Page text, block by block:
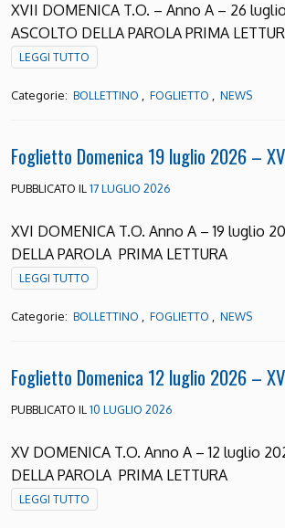
XVII DOMENICA T.O. – Anno A – 26
ASCOLTO DELLA PAROLA PRIMA
LEGGI TUTTO
Categorie: BOLLETTINO FOGLIETTO NEWS
Foglietto Domenica 19 luglio 2026 –
PUBBLICATO IL 17 LUGLIO 2026
XVI DOMENICA T.O. Anno A – 19 luglio
DELLA PAROLA PRIMA
LEGGI TUTTO
Categorie: BOLLETTINO FOGLIETTO NEWS
Foglietto Domenica 12 luglio 2026 –
PUBBLICATO IL 10 LUGLIO 2026
XV DOMENICA T.O. Anno A – 12 luglio
DELLA PAROLA PRIMA
LEGGI TUTTO